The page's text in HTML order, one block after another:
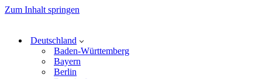
Zum Inhalt springen
Deutschland
Baden-Württemberg
Bayern
Berlin